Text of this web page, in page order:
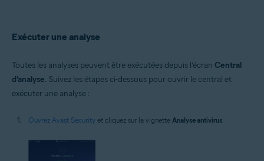
Exécuter une analyse
Toutes les analyses peuvent être exécutées depuis l’écran Central
d’analyse. Suivez les étapes ci-dessous pour ouvrir le central et
exécuter une analyse :
Ouvrez Avast Security et cliquez sur la vignette Analyse antivirus.